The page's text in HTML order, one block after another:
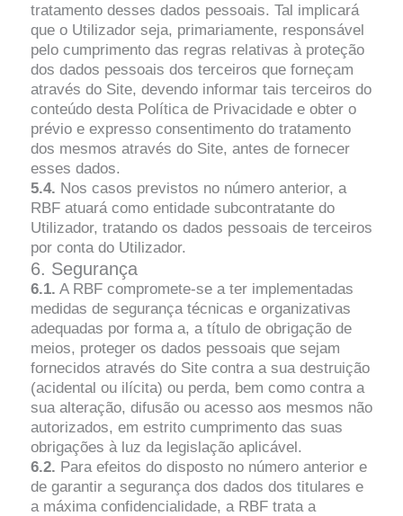
tratamento desses dados pessoais. Tal implicará
que o Utilizador seja, primariamente, responsável
pelo cumprimento das regras relativas à proteção
dos dados pessoais dos terceiros que forneçam
através do Site, devendo informar tais terceiros do
conteúdo desta Política de Privacidade e obter o
prévio e expresso consentimento do tratamento
dos mesmos através do Site, antes de fornecer
esses dados.
5.4. Nos casos previstos no número anterior, a
RBF atuará como entidade subcontratante do
Utilizador, tratando os dados pessoais de terceiros
por conta do Utilizador.
6. Segurança
6.1. A RBF compromete-se a ter implementadas
medidas de segurança técnicas e organizativas
adequadas por forma a, a título de obrigação de
meios, proteger os dados pessoais que sejam
fornecidos através do Site contra a sua destruição
(acidental ou ilícita) ou perda, bem como contra a
sua alteração, difusão ou acesso aos mesmos não
autorizados, em estrito cumprimento das suas
obrigações à luz da legislação aplicável.
6.2. Para efeitos do disposto no número anterior e
de garantir a segurança dos dados dos titulares e
a máxima confidencialidade, a RBF trata a